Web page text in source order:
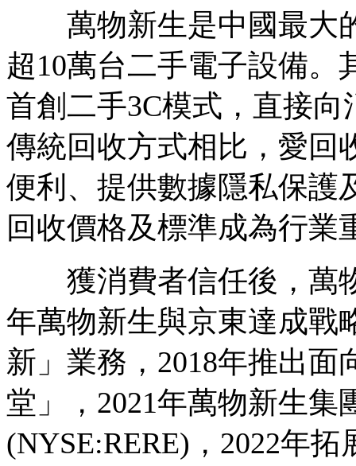
萬物新生是中國最大
超10萬台二手電子設備。
首創二手3C模式，直接
傳統回收方式相比，愛回
便利、提供數據隱私保護
回收價格及標準成為行業
獲消費者信任後，萬物
年萬物新生與京東達成戰
新」業務，2018年推出
堂」，2021年萬物新生集
(NYSE:RERE)，2022年